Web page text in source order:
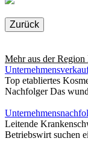
Zurück
Mehr aus der Region
Top etabliertes
Nachfolger Das
Leitende
Betriebswirt suchen